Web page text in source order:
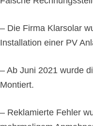
– Die Firma Klarsolar
Installation einer PV
– Ab Juni 2021 wurde
Montiert.
– Reklamierte Fehler